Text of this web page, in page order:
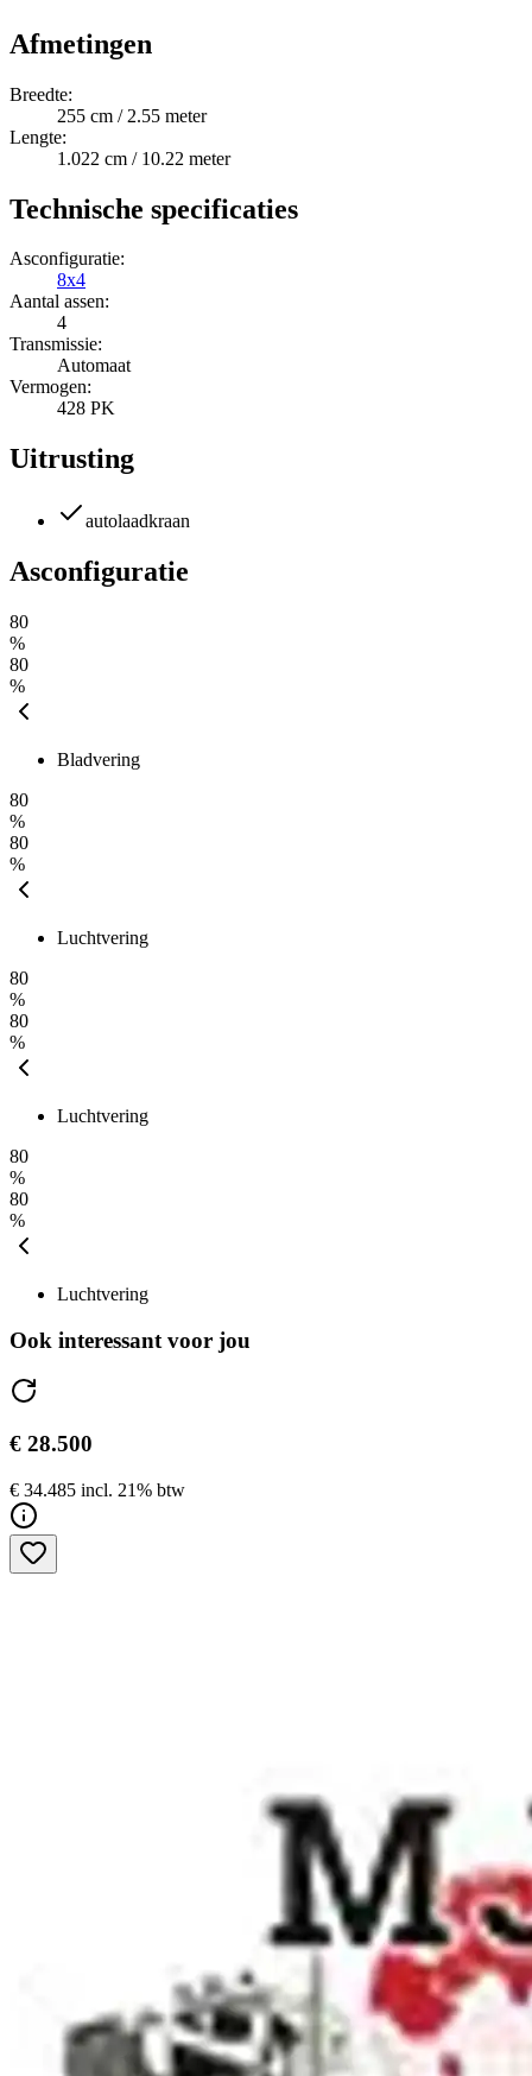
Afmetingen
Breedte:
255 cm / 2.55 meter
Lengte:
1.022 cm / 10.22 meter
Technische specificaties
Asconfiguratie:
8x4
Aantal assen:
4
Transmissie:
Automaat
Vermogen:
428 PK
Uitrusting
autolaadkraan
Asconfiguratie
80
%
80
%
Bladvering
80
%
80
%
Luchtvering
80
%
80
%
Luchtvering
80
%
80
%
Luchtvering
Ook interessant voor jou
€ 28.500
€ 34.485 incl. 21% btw